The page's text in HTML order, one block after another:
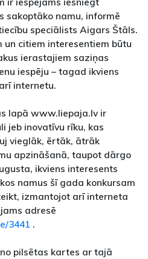
sakoptāko namu, informē
speciālists Aigars Štāls.
un citiem interesentiem būtu
ierastajiem saziņas
iespēju – tagad ikviens
internetu.
lapā www.liepaja.lv ir
jeb inovatīvu rīku, kas
vieglāk, ērtāk, ātrāk
apzināšanā, taupot dārgo
ikviens interesents
namus šī gada konkursam
izmantojot arī interneta
adresē
3441 .
pilsētas kartes ar tajā